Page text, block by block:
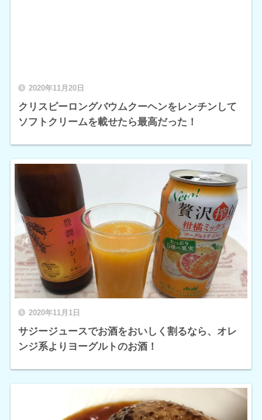
2020年11月20日
クリスピーロングバウムクーヘンをレンチンして
ソフトクリームを載せたら最高だった！
2020年11月1日
サジージュースでお酒をおいしく割るなら、オレ
ンジ系よりヨーグルトのお酒！